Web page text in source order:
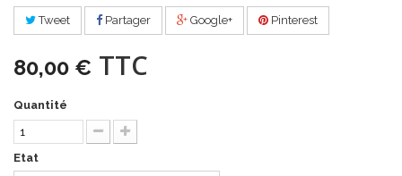
Tweet Partager Google+ Pinterest
80,00 € TTC
Quantité
Etat